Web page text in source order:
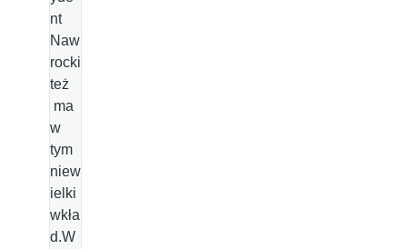
nt
Naw
rocki
też
ma
w
tym
niew
ielki
wkła
d.W